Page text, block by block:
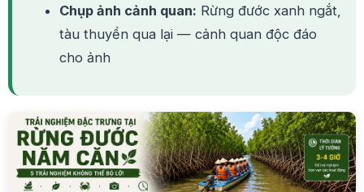
Chụp ảnh cảnh quan: Rừng đước xanh ngắt,
tàu thuyền qua lại — cảnh quan độc đáo
cho ảnh